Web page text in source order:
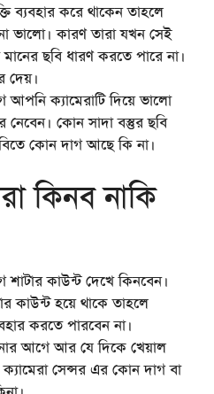
ব্যবহার করে থাকেন তাহলে
ভালো। কারণ তারা যখন সেই
ছবি ধারণ করতে পারে না।
দেয়।
আপনি ক্যামেরাটি দিয়ে ভালো
নেবেন। কোন সাদা বস্তুর ছবি
কোন দাগ আছে কি না।
কিনব নাকি
শাটার কাউন্ট দেখে কিনবেন।
কাউন্ট হয়ে থাকে তাহলে
করতে পারবেন না।
আগে আর যে দিকে খেয়াল
সেন্সর এর কোন দাগ বা